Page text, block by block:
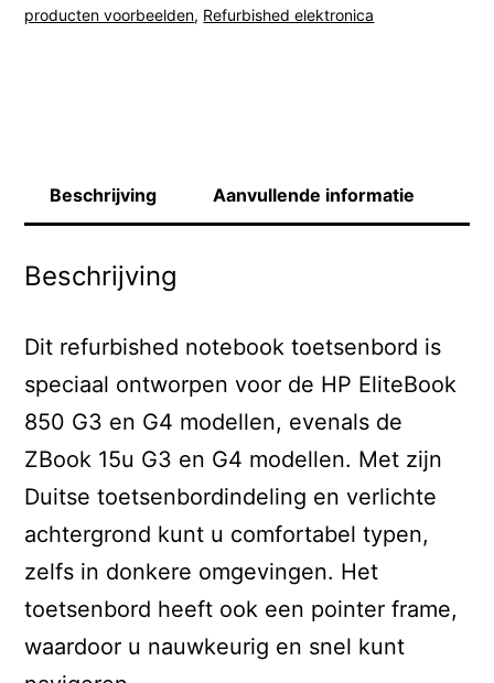
producten voorbeelden, Refurbished elektronica
Beschrijving Aanvullende informatie
Beschrijving
Dit refurbished notebook toetsenbord is
speciaal ontworpen voor de HP EliteBook
850 G3 en G4 modellen, evenals de
ZBook 15u G3 en G4 modellen. Met zijn
Duitse toetsenbordindeling en verlichte
achtergrond kunt u comfortabel typen,
zelfs in donkere omgevingen. Het
toetsenbord heeft ook een pointer frame,
waardoor u nauwkeurig en snel kunt